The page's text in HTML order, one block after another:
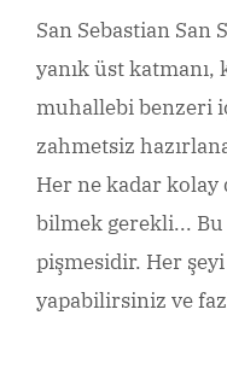
San Sebastian San
yanık üst katmanı,
muhallebi benzeri
zahmetsiz
Her ne kadar kolay
bilmek gerekli...
pişmesidir. Her
yapabilirsiniz ve